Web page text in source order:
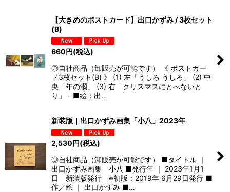
【大きめのポストカード】出口かずみ / 3枚セット
(B)
660円(税込)
◎自社商品（卸販売が可能です） 《 ポストカー
ド3枚セット(B) 》 (1) 左「うしろ うしろ」 (2) 中
央「年の瀬」 (3) 右「クリスマスにとべないと
り」 - ■絵：出…
新装版｜出口かずみ画集「小八」2023年
2,530円(税込)
◎自社商品（卸販売が可能です） ■タイトル ｜
出口かずみ画集 小八 ■発行年 ｜ 2023年1月1
日 新装版発行 ※初版：2019年 6月29日発行 ■
作／絵 ｜ 出口かずみ ■…